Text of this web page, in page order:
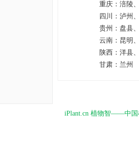
重庆： 涪陵
四川： 泸州
贵州： 盘县
云南： 昆明
陕西： 洋县
甘肃： 兰州
iPlant.cn 植物智——中国